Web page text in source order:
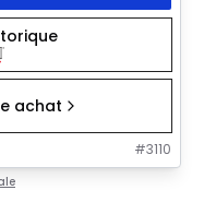
achat
#3110